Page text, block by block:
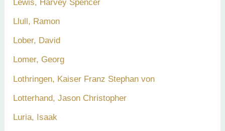
Lewis, Harvey Spencer
Llull, Ramon
Lober, David
Lomer, Georg
Lothringen, Kaiser Franz Stephan von
Lotterhand, Jason Christopher
Luria, Isaak